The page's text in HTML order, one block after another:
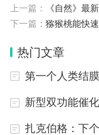
“巨大”这一特征
何物质吹走。事实
Lucas认为，这可
的浓度高有关，而
上一篇：
《自然》最新评
下一篇： 猕猴桃能快
热门文章
第一个人类结
新型双功能催
扎克伯格：下